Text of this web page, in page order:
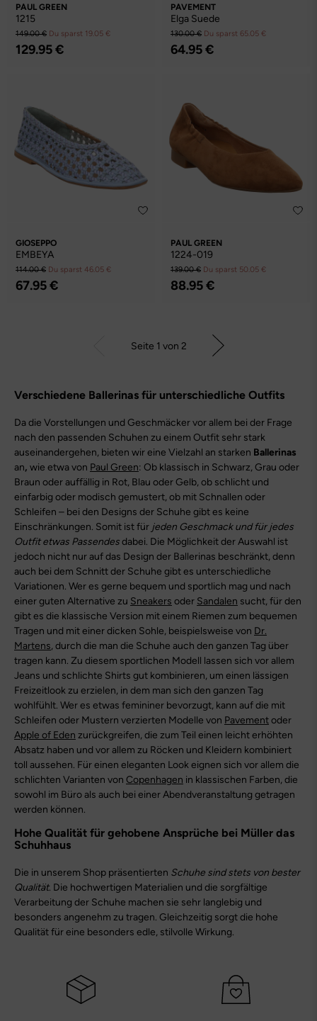
PAUL GREEN
1215
149.00 € Du sparst 19.05 €
129.95 €
PAVEMENT
Elga Suede
130.00 € Du sparst 65.05 €
64.95 €
GIOSEPPO
EMBEYA
114.00 € Du sparst 46.05 €
67.95 €
PAUL GREEN
1224-019
139.00 € Du sparst 50.05 €
88.95 €
Seite 1 von 2
Verschiedene Ballerinas für unterschiedliche Outfits
Da die Vorstellungen und Geschmäcker vor allem bei der Frage
nach den passenden Schuhen zu einem Outfit sehr stark
auseinandergehen, bieten wir eine Vielzahl an starken Ballerinas
an, wie etwa von Paul Green: Ob klassisch in Schwarz, Grau oder
Braun oder auffällig in Rot, Blau oder Gelb, ob schlicht und
einfarbig oder modisch gemustert, ob mit Schnallen oder
Schleifen – bei den Designs der Schuhe gibt es keine
Einschränkungen. Somit ist für jeden Geschmack und für jedes
Outfit etwas Passendesdabei. Die Möglichkeit der Auswahl ist
jedoch nicht nur auf das Design der Ballerinas beschränkt, denn
auch bei dem Schnitt der Schuhe gibt es unterschiedliche
Variationen. Wer es gerne bequem und sportlich mag und nach
einer guten Alternative zu Sneakers oder Sandalen sucht, für den
gibt es die klassische Version mit einem Riemen zum bequemen
Tragen und mit einer dicken Sohle, beispielsweise von Dr.
Martens, durch die man die Schuhe auch den ganzen Tag über
tragen kann. Zu diesem sportlichen Modell lassen sich vor allem
Jeans und schlichte Shirts gut kombinieren, um einen lässigen
Freizeitlook zu erzielen, in dem man sich den ganzen Tag
wohlfühlt. Wer es etwas femininer bevorzugt, kann auf die mit
Schleifen oder Mustern verzierten Modelle von Pavementoder
Apple of Eden zurückgreifen, die zum Teil einen leicht erhöhten
Absatz haben und vor allem zu Röcken und Kleidern kombiniert
toll aussehen. Für einen eleganten Look eignen sich vor allem die
schlichten Varianten von Copenhagen in klassischen Farben, die
sowohl im Büro als auch bei einer Abendveranstaltung getragen
werden können.
Hohe Qualität für gehobene Ansprüche bei Müller das
Schuhhaus
Die in unserem Shop präsentierten Schuhe sind stets von bester
Qualität. Die hochwertigen Materialien und die sorgfältige
Verarbeitung der Schuhe machen sie sehr langlebig und
besonders angenehm zu tragen. Gleichzeitig sorgt die hohe
Qualität für eine besonders edle, stilvolle Wirkung.